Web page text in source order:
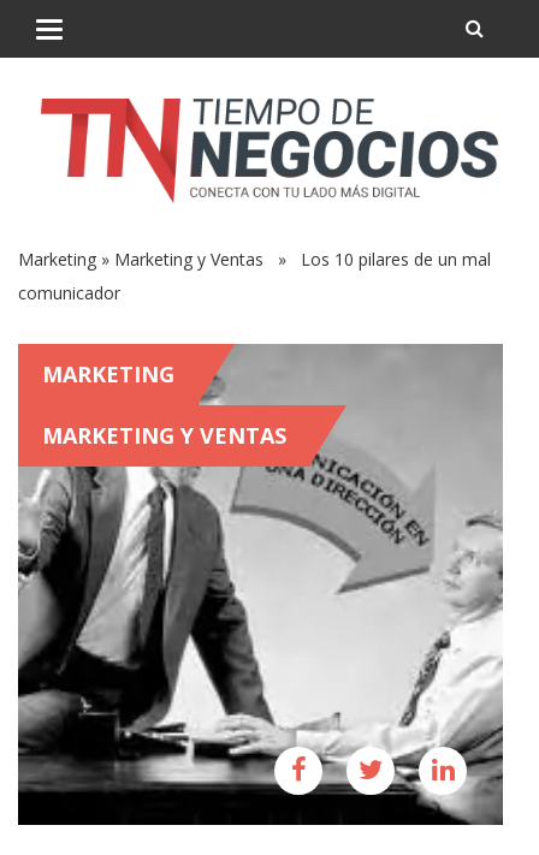
Marketing » Marketing y Ventas » Los 10 pilares de un mal
comunicador
MARKETING
MARKETING Y VENTAS